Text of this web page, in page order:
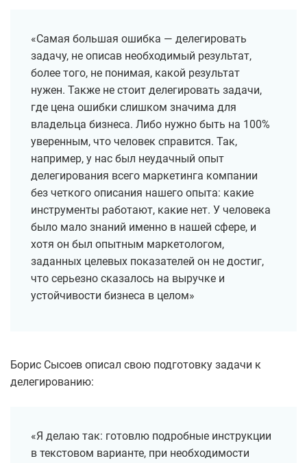
«Самая большая ошибка — делегировать
задачу, не описав необходимый результат,
более того, не понимая, какой результат
нужен. Также не стоит делегировать задачи,
где цена ошибки слишком значима для
владельца бизнеса. Либо нужно быть на 100%
уверенным, что человек справится. Так,
например, у нас был неудачный опыт
делегирования всего маркетинга компании
без четкого описания нашего опыта: какие
инструменты работают, какие нет. У человека
было мало знаний именно в нашей сфере, и
хотя он был опытным маркетологом,
заданных целевых показателей он не достиг,
что серьезно сказалось на выручке и
устойчивости бизнеса в целом»
Борис Сысоев описал свою подготовку задачи к
делегированию:
«Я делаю так: готовлю подробные инструкции
в текстовом варианте, при необходимости